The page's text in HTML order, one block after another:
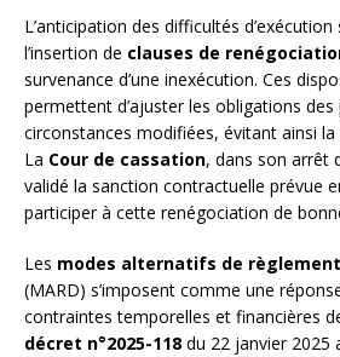
L’anticipation des difficultés
l’insertion de clauses de
survenance d’une inexécution. Ces
permettent d’ajuster les obligations
circonstances modifiées, évitant ainsi
La Cour de cassation, dans son arrêt
validé la sanction contractuelle prévue
participer à cette renégociation de
Les modes alternatifs de
(MARD) s’imposent comme une
contraintes temporelles et financières
décret n°2025-118 du 22 janvier 2025